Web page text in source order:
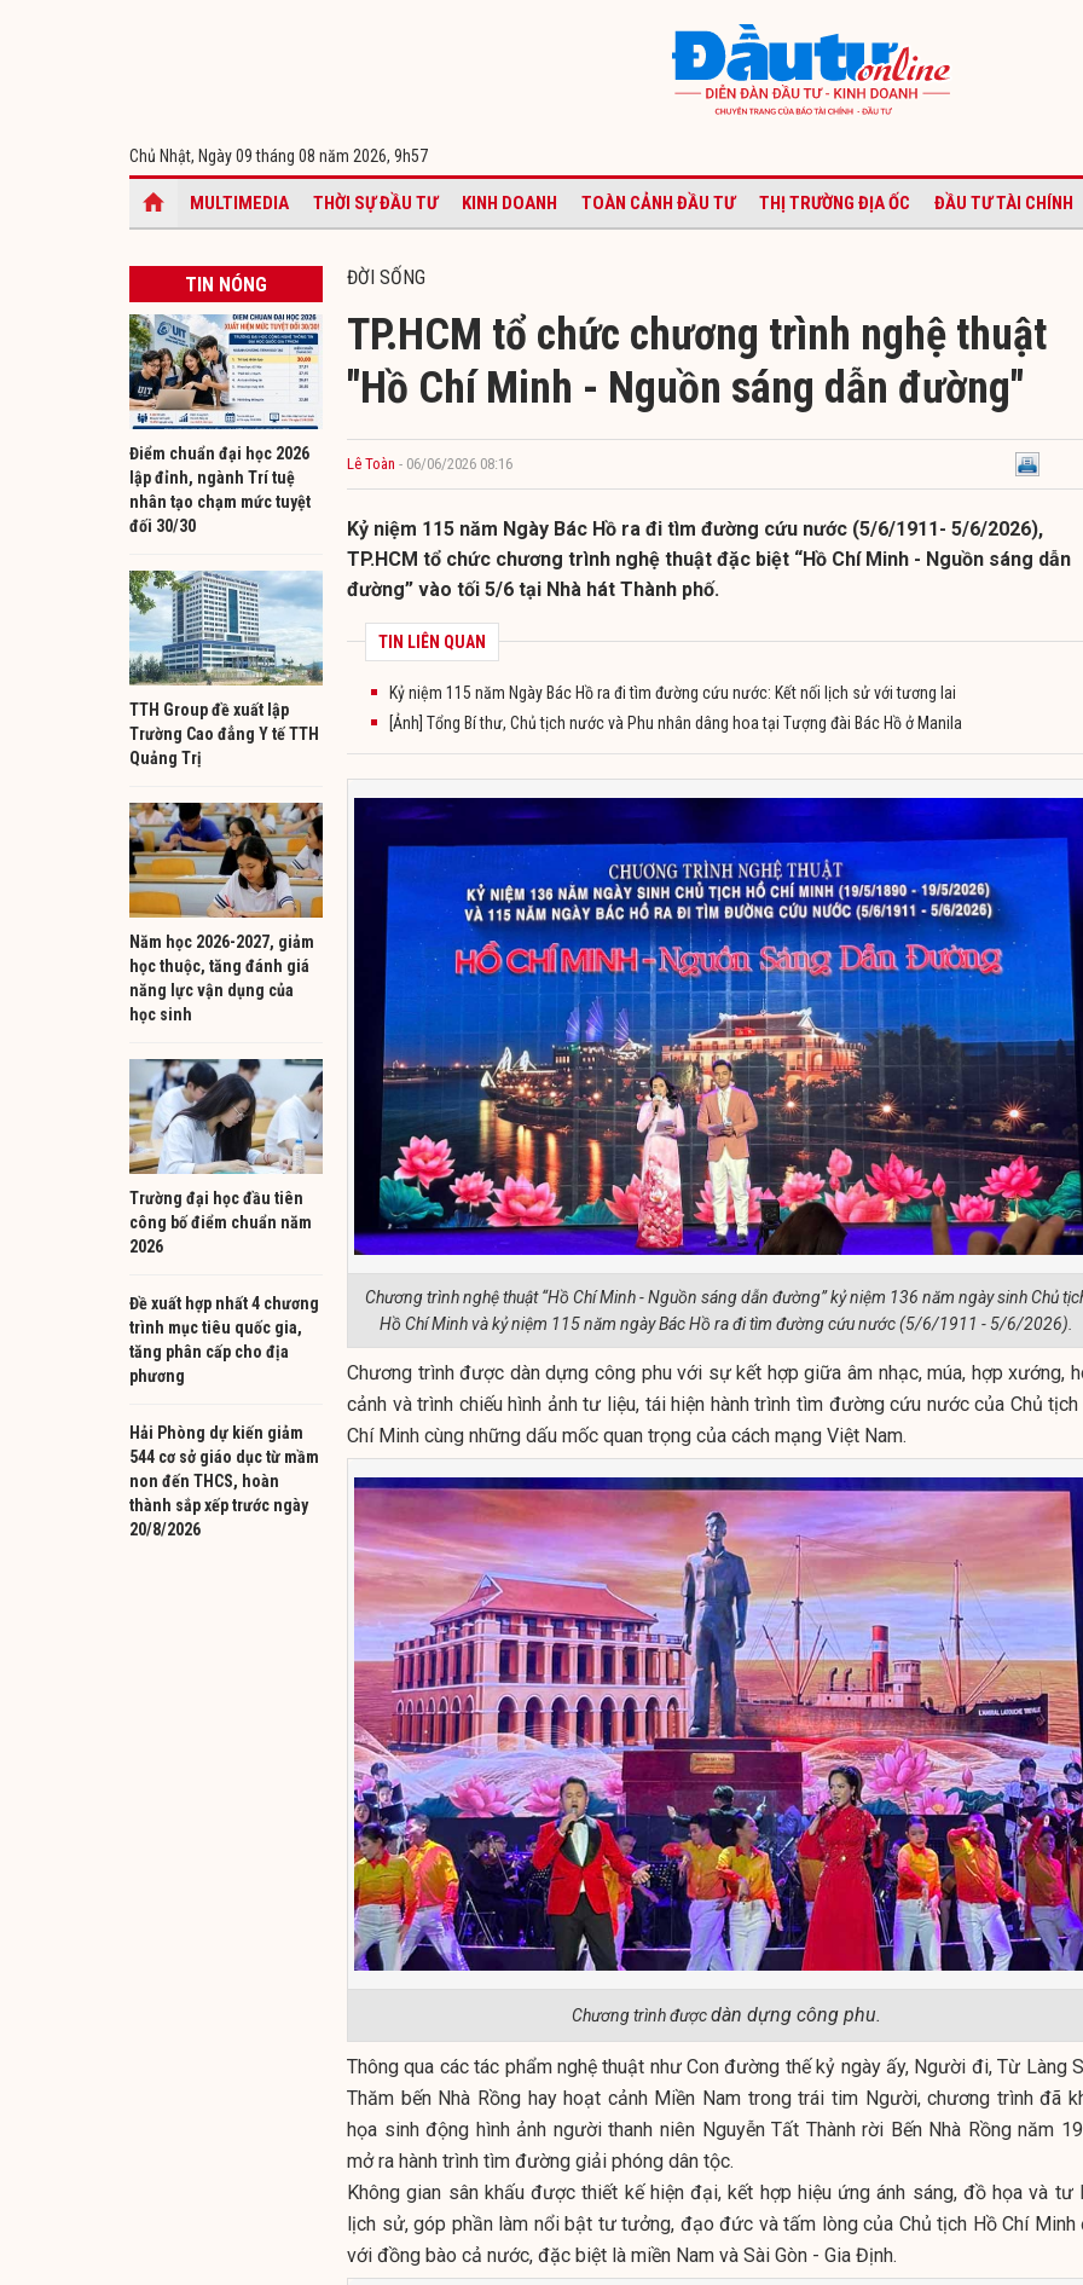
Chủ Nhật, Ngày 09 tháng 08 năm 2026, 9h57
MULTIMEDIA THỜI SỰ ĐẦU TƯ KINH DOANH TOÀN CẢNH ĐẦU TƯ THỊ TRƯỜNG ĐỊA ỐC ĐẦU TƯ TÀI CHÍNH
TIN NÓNG
Điểm chuẩn đại học 2026
lập đỉnh, ngành Trí tuệ
nhân tạo chạm mức tuyệt
đối 30/30
TTH Group đề xuất lập
Trường Cao đẳng Y tế TTH
Quảng Trị
Năm học 2026-2027, giảm
học thuộc, tăng đánh giá
năng lực vận dụng của
học sinh
Trường đại học đầu tiên
công bố điểm chuẩn năm
2026
Đề xuất hợp nhất 4 chương
trình mục tiêu quốc gia,
tăng phân cấp cho địa
phương
Hải Phòng dự kiến giảm
544 cơ sở giáo dục từ mầm
non đến THCS, hoàn
thành sắp xếp trước ngày
20/8/2026
ĐỜI SỐNG
TP.HCM tổ chức chương trình nghệ thuật
"Hồ Chí Minh - Nguồn sáng dẫn đường"
Lê Toàn - 06/06/2026 08:16
Kỷ niệm 115 năm Ngày Bác Hồ ra đi tìm đường cứu nước (5/6/1911- 5/6/2026),
TP.HCM tổ chức chương trình nghệ thuật đặc biệt “Hồ Chí Minh - Nguồn sáng dẫn
đường” vào tối 5/6 tại Nhà hát Thành phố.
TIN LIÊN QUAN
Kỷ niệm 115 năm Ngày Bác Hồ ra đi tìm đường cứu nước: Kết nối lịch sử với tương lai
[Ảnh] Tổng Bí thư, Chủ tịch nước và Phu nhân dâng hoa tại Tượng đài Bác Hồ ở Manila
Chương trình nghệ thuật “Hồ Chí Minh - Nguồn sáng dẫn đường” kỷ niệm 136 năm ngày sinh Chủ
Hồ Chí Minh và kỷ niệm 115 năm ngày Bác Hồ ra đi tìm đường cứu nước (5/6/1911 - 5/6/2026).
Chương trình được dàn dựng công phu với sự kết hợp giữa âm nhạc, múa, hợp xướng,
cảnh và trình chiếu hình ảnh tư liệu, tái hiện hành trình tìm đường cứu nước của Chủ
Chí Minh cùng những dấu mốc quan trọng của cách mạng Việt Nam.
Chương trình đượcdàn dựng công phu.
Thông qua các tác phẩm nghệ thuật như Con đường thế kỷ ngày ấy, Người đi, Từ Làng
Thăm bến Nhà Rồng hay hoạt cảnh Miền Nam trong trái tim Người, chương trình đã
họa sinh động hình ảnh người thanh niên Nguyễn Tất Thành rời Bến Nhà Rồng năm
mở ra hành trình tìm đường giải phóng dân tộc.
Không gian sân khấu được thiết kế hiện đại, kết hợp hiệu ứng ánh sáng, đồ họa và tư
lịch sử, góp phần làm nổi bật tư tưởng, đạo đức và tấm lòng của Chủ tịch Hồ Chí Minh
với đồng bào cả nước, đặc biệt là miền Nam và Sài Gòn - Gia Định.